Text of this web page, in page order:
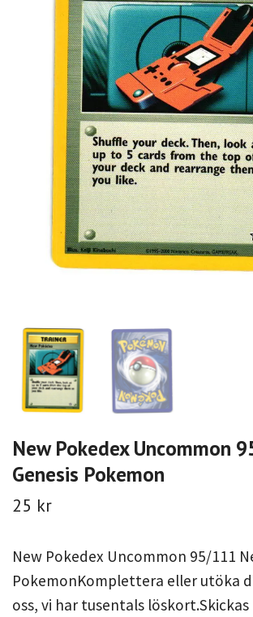
New Pokedex Uncommon
Genesis Pokemon
25 kr
New Pokedex Uncommon 95/111
PokemonKomplettera eller utöka
oss, vi har tusentals löskort.Skickas